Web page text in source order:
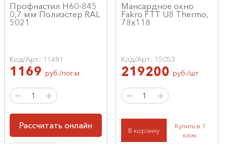
Профнастил Н60-845
0,7 мм Полиэстер RAL
5021
Код/Арт.: 11481
1169 руб./пог.м
Рассчитать онлайн
Мансардное окно
Fakro FTT U8 Thermo,
78x118
Код/Арт.: 15053
219200 руб./шт
В корзину
Купить в 1
клик